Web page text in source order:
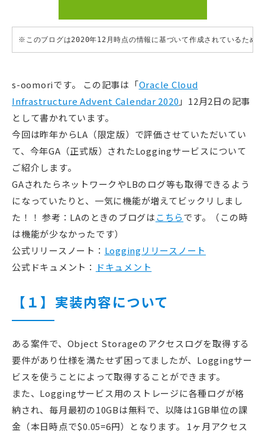
※このブログは2020年12月時点の情報に基づいて作成されているため
s-oomoriです。 この記事は「Oracle Cloud
Infrastructure Advent Calendar 2020 」12月2日の記事
として書かれています。
今回は昨年からLA（限定版）で評価させていただいてい
て、今年GA（正式版）されたLoggingサービスについて
ご紹介します。
GAされたらネットワークやLBのログ等も取得できるよう
になっていたりと、一気に機能が増えてビックリしまし
た！！ 参考：LAのときのブログはこちらです。（この時
は機能が少なかったです）
公式リリースノート： Loggingリリースノート
公式ドキュメント： ドキュメント
【１】実装内容について
ある案件で、Object Storageのアクセスログを取得する
要件があり仕様を満たせず困ってましたが、Loggingサー
ビスを使うことによって取得することができます。
また、Loggingサービス用のストレージに各種ログが格
納され、毎月最初の10GBは無料で、以降は1GB単位の課
金（本日時点で$0.05=6円）となります。 1ヶ月アクセス